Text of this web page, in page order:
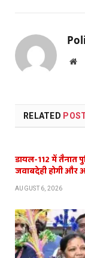
RELATED
डायल-112 में तैनात
जवाबदेही होगी
AUGUST 6, 2026